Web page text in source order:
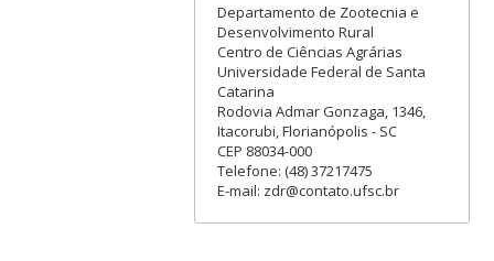
Departamento de Zootecnia e
Desenvolvimento Rural
Centro de Ciências Agrárias
Universidade Federal de Santa
Catarina
Rodovia Admar Gonzaga, 1346,
Itacorubi, Florianópolis - SC
CEP 88034-000
Telefone: (48) 37217475
E-mail: zdr@contato.ufsc.br